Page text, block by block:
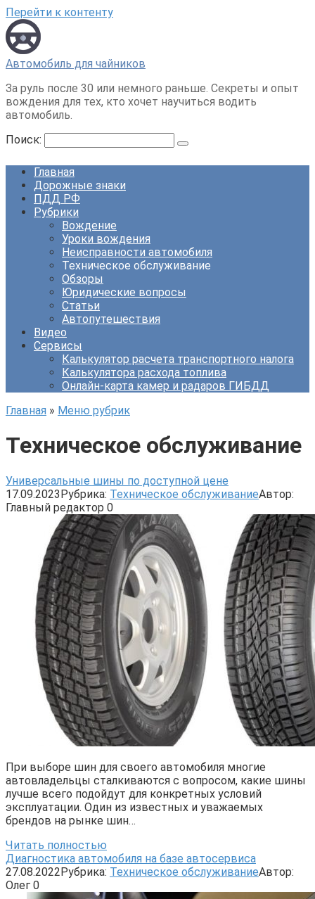
Перейти к контенту
Автомобиль для чайников
За руль после 30 или немного раньше. Секреты и опыт
вождения для тех, кто хочет научиться водить
автомобиль.
Поиск:
Главная
Дорожные знаки
ПДД РФ
Рубрики
Вождение
Уроки вождения
Неисправности автомобиля
Техническое обслуживание
Обзоры
Юридические вопросы
Статьи
Автопутешествия
Видео
Сервисы
Калькулятор расчета транспортного налога
Калькулятора расхода топлива
Онлайн-карта камер и радаров ГИБДД
Главная » Меню рубрик
Техническое обслуживание
Универсальные шины по доступной цене
17.09.2023Рубрика: Техническое обслуживаниеАвтор:
Главный редактор 0
При выборе шин для своего автомобиля многие
автовладельцы сталкиваются с вопросом, какие шины
лучше всего подойдут для конкретных условий
эксплуатации. Один из известных и уважаемых
брендов на рынке шин…
Читать полностью
Диагностика автомобиля на базе автосервиса
27.08.2022Рубрика: Техническое обслуживаниеАвтор:
Олег 0